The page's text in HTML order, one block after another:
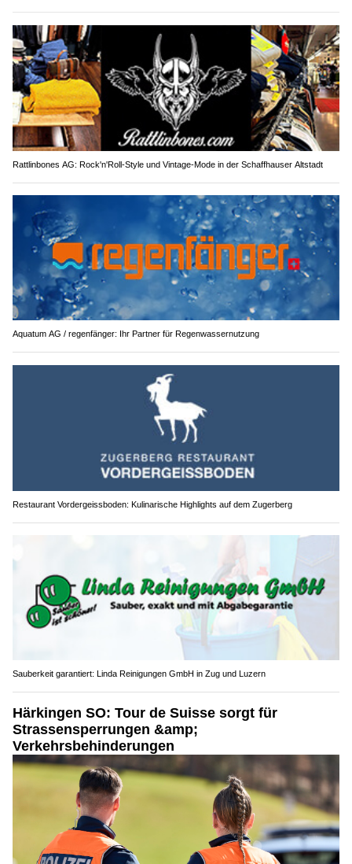
Rattlinbones AG: Rock'n'Roll-Style und Vintage-Mode in der Schaffhauser Altstadt
Aquatum AG / regenfänger: Ihr Partner für Regenwassernutzung
Restaurant Vordergeissboden: Kulinarische Highlights auf dem Zugerberg
Sauberkeit garantiert: Linda Reinigungen GmbH in Zug und Luzern
Härkingen SO: Tour de Suisse sorgt für
Strassensperrungen &amp;
Verkehrsbehinderungen